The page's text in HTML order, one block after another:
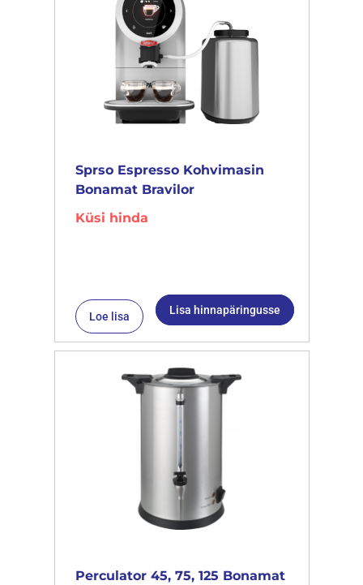
Sprso Espresso Kohvimasin
Bonamat Bravilor
Küsi hinda
Loe lisa Lisa hinnapäringusse
Perculator 45, 75, 125 Bonamat